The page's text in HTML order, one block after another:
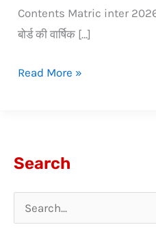
Contents Matric inter
बोर्ड की वार्षिक […]
Read More »
Search